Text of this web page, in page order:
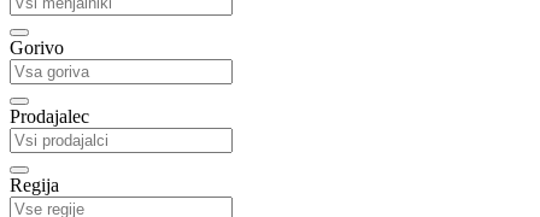
Gorivo
Prodajalec
Regija